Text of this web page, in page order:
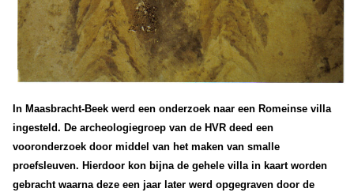
In Maasbracht-Beek werd een onderzoek naar een Romeinse villa
ingesteld. De archeologiegroep van de HVR deed een
vooronderzoek door middel van het maken van smalle
proefsleuven. Hierdoor kon bijna de gehele villa in kaart worden
gebracht waarna deze een jaar later werd opgegraven door de